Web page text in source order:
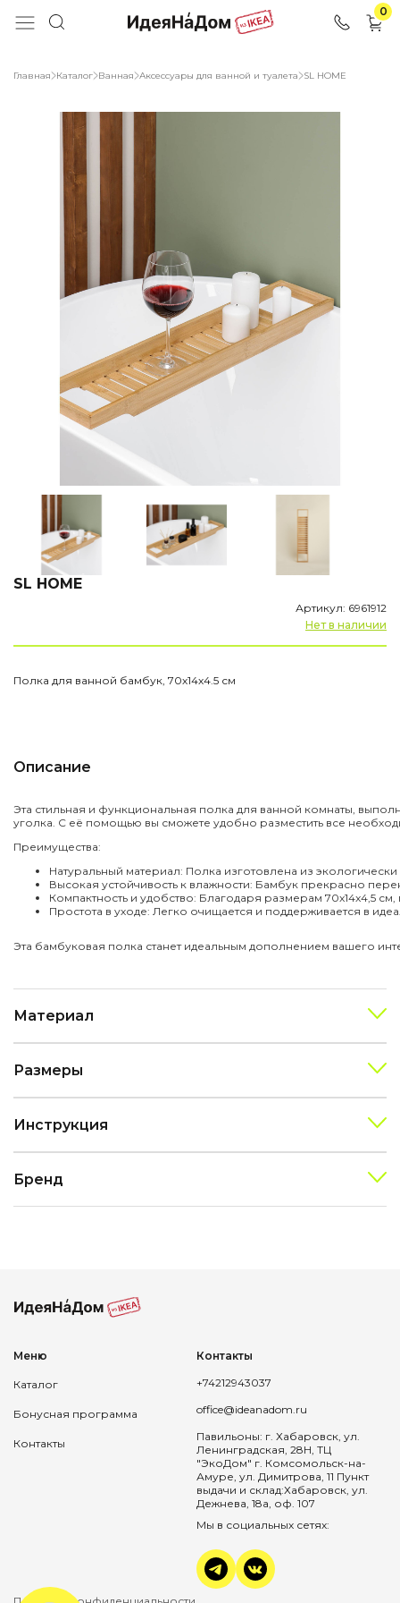
0
Главная Каталог Ванная Аксессуары для ванной и туалета SL HOME
SL HOME
Артикул: 6961912
Нет в наличии
Полка для ванной бамбук, 70х14х4.5 см
Описание
Эта стильная и функциональная полка для ванной комнаты,
уголка. С её помощью вы сможете удобно разместить все
Преимущества:
Натуральный материал: Полка изготовлена из
Высокая устойчивость к влажности: Бамбук прекрасно
Компактность и удобство: Благодаря размерам 70x14x4,5
Простота в уходе: Легко очищается и поддерживается в
Эта бамбуковая полка станет идеальным дополнением вашего
Материал
Размеры
Инструкция
Бренд
Меню
Каталог
Бонусная программа
Контакты
Контакты
+74212943037
office@ideanadom.ru
Павильоны: г. Хабаровск, ул.
Ленинградская, 28Н, ТЦ
"ЭкоДом" г. Комсомольск-на-
Амуре, ул. Димитрова, 11 Пункт
выдачи и склад:Хабаровск, ул.
Дежнева, 18а, оф. 107
Мы в социальных сетях: